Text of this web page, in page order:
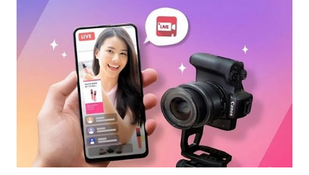
nhạy cảm, có dấu hiệu vi phạm pháp luật. Ngay sau khi tiếp
nhận, đơn vị đã nhanh chóng tổ chức xác minh, thu thập dữ liệu
để làm rõ. Kết quả điều tra ban đầu xác định, Triệu Thị Dung
(sinh năm 1994), trú tại xã Phủ Thông, tỉnh Thái Nguyên, cùng
một số đối tượng khác đã tham gia tổ chức livestream nội dung
đồi trụy nhằm mục đích thu lợi. Các đối tượng liên quan gồm
L.V.D (sinh ...